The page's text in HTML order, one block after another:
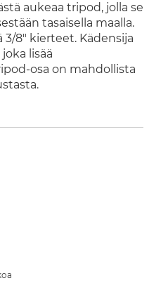
aukeaa tripod, jolla se
tasaisella maalla.
3/8" kierteet. Kädensija
lisää
osa on mahdollista